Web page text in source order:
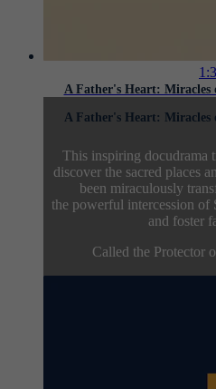
A Father's Heart: Miracles
A Father's Heart: Miracles
This inspiring docudrama
discover the sacred places
been miraculously
the powerful intercession of
and foster
Called the Protector